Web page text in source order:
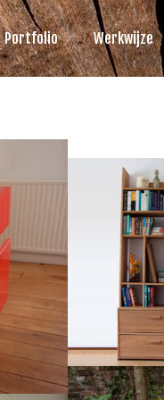
Portfolio Werkwijze